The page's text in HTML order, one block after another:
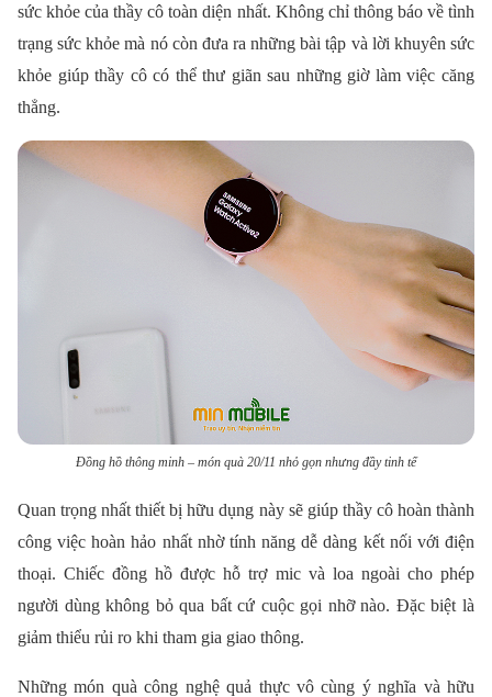
sức khỏe của thầy cô toàn diện nhất. Không chỉ thông báo về tình
trạng sức khỏe mà nó còn đưa ra những bài tập và lời khuyên sức
khỏe giúp thầy cô có thể thư giãn sau những giờ làm việc căng
thẳng.
Đồng hồ thông minh – món quà 20/11 nhỏ gọn nhưng đầy tinh tế
Quan trọng nhất thiết bị hữu dụng này sẽ giúp thầy cô hoàn thành
công việc hoàn hảo nhất nhờ tính năng dễ dàng kết nối với điện
thoại. Chiếc đồng hồ được hỗ trợ mic và loa ngoài cho phép
người dùng không bỏ qua bất cứ cuộc gọi nhỡ nào. Đặc biệt là
giảm thiểu rủi ro khi tham gia giao thông.
Những món quà công nghệ quả thực vô cùng ý nghĩa và hữu